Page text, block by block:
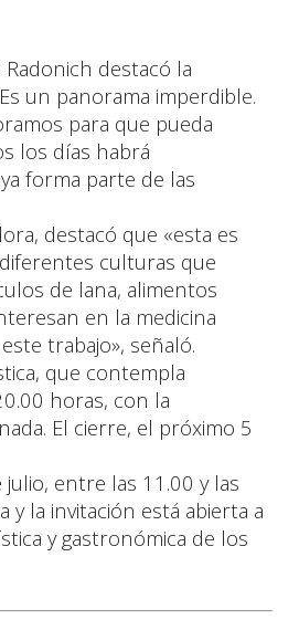
destacó la
un panorama imperdible.
para que pueda
los días habrá
forma parte de las
destacó que «esta es
culturas que
de lana, alimentos
en la medicina
trabajo», señaló.
que contempla
horas, con la
El cierre, el próximo 5
entre las 11.00 y las
la invitación está abierta a
y gastronómica de los